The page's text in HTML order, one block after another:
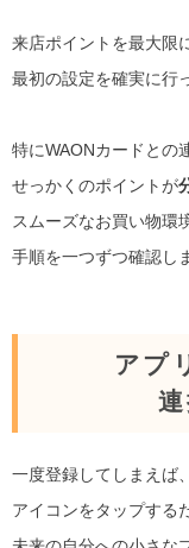
来店ポイントを最大限
最初の設定を確実に行
特にWAONカードとの
せっかくのポイントが
スムーズなお買い物環
手順を一つずつ確認し
アプ
一度登録してしまえば
アイコンをタップする